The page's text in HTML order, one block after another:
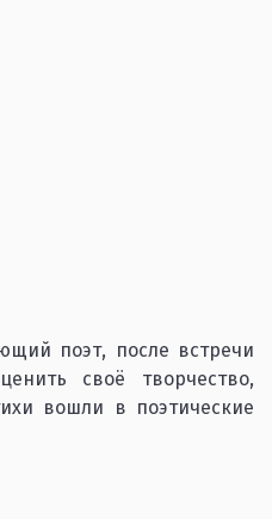
поэт, после встречи
своё творчество,
вошли в поэтические